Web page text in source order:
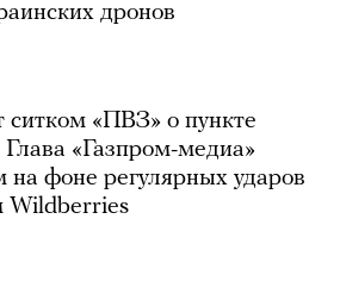
дронов
ситком «ПВЗ» о пункте
«Газпром-медиа»
на фоне регулярных ударов
Wildberries